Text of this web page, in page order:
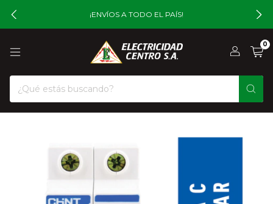
¡ENVÍOS A TODO EL PAÍS!
0